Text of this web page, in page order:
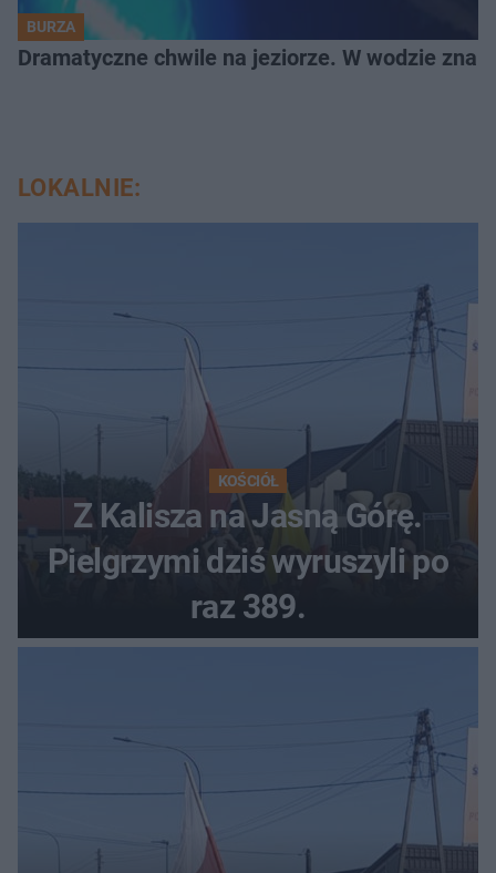
BURZA
Dramatyczne chwile na jeziorze. W wodzie
LOKALNIE:
KOŚCIÓŁ
Z Kalisza na Jasną Górę.
Pielgrzymi dziś wyruszyli po
raz 389.